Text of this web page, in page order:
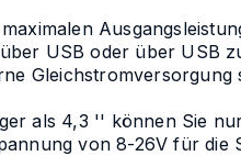
USB oder über USB
Gleichstromversorgung
als 4,3 '' können Sie
von 8-26V für die